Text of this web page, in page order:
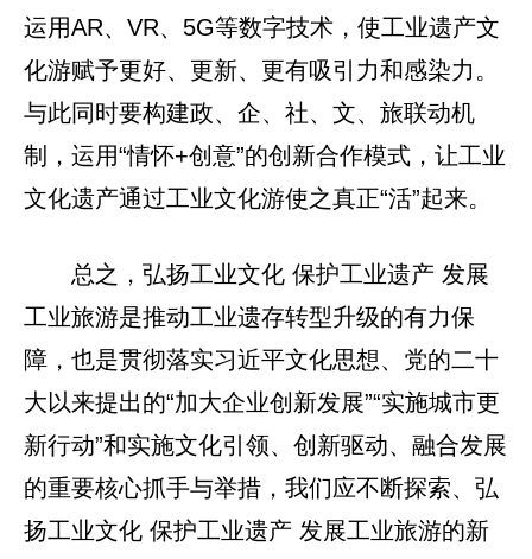
运用AR、VR、5G等数字技术，使工业遗产文
化游赋予更好、更新、更有吸引力和感染力。
与此同时要构建政、企、社、文、旅联动机
制，运用“情怀+创意”的创新合作模式，让工业
文化遗产通过工业文化游使之真正“活”起来。
总之，弘扬工业文化 保护工业遗产 发展
工业旅游是推动工业遗存转型升级的有力保
障，也是贯彻落实习近平文化思想、党的二十
大以来提出的“加大企业创新发展”“实施城市更
新行动”和实施文化引领、创新驱动、融合发展
的重要核心抓手与举措，我们应不断探索、弘
扬工业文化 保护工业遗产 发展工业旅游的新